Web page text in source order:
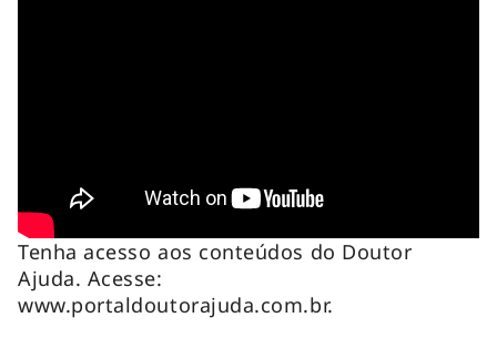
Tenha acesso aos conteúdos do Doutor
Ajuda. Acesse:
www.portaldoutorajuda.com.br.